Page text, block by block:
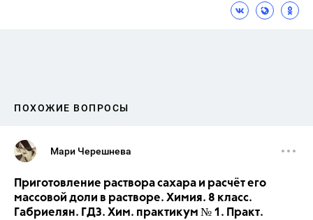
ПОХОЖИЕ ВОПРОСЫ
Мари Черешнева
Приготовление раствора сахара и расчёт его
массовой доли в растворе. Химия. 8 класс.
Габриелян. ГДЗ. Хим. практикум № 1. Практ.